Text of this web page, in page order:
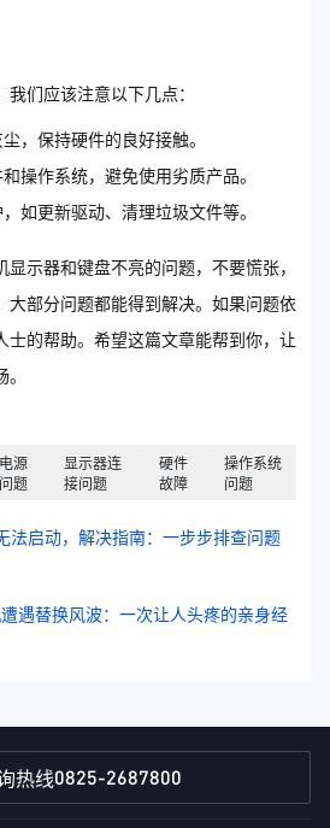
们应该注意以下几点：
，保持硬件的良好接触。
操作系统，避免使用劣质产品。
如更新驱动、清理垃圾文件等。
示器和键盘不亮的问题，不要慌张，
大部分问题都能得到解决。如果问题依
士的帮助。希望这篇文章能帮到你，让
电源
问题
显示器连
接问题
硬件
故障
操作系统
问题
法启动，解决指南：一步步排查问题
遇替换风波：一次让人头疼的亲身经
热线0825-2687800